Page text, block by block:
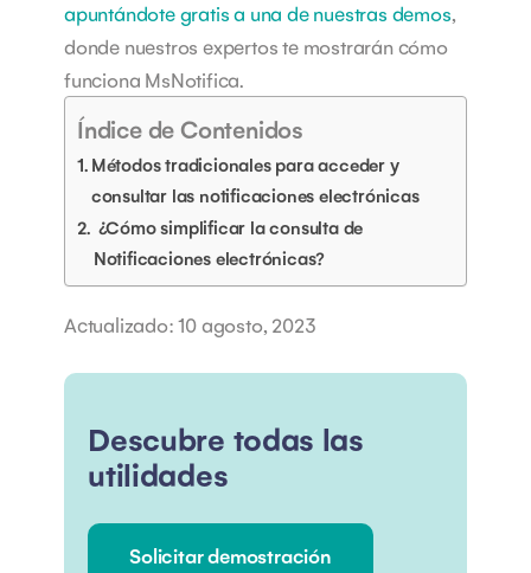
apuntándote gratis a una de nuestras demos,
donde nuestros expertos te mostrarán cómo
funciona MsNotifica.
Índice de Contenidos
Métodos tradicionales para acceder y
consultar las notificaciones electrónicas
¿Cómo simplificar la consulta de
Notificaciones electrónicas?
Actualizado: 10 agosto, 2023
Descubre todas las
utilidades
Solicitar demostración